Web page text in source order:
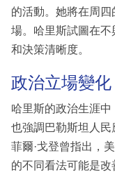
的活動。她將在周
場。哈里斯試圖在
和決策清晰度。
政治立場變化
哈里斯的政治生涯
也強調巴勒斯坦人
菲爾·戈登曾指出，
的不同看法可能是改